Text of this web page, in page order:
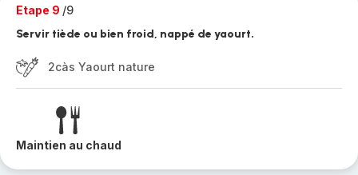
Etape 9 /9
Servir tiède ou bien froid, nappé de yaourt.
2càs Yaourt nature
Maintien au chaud